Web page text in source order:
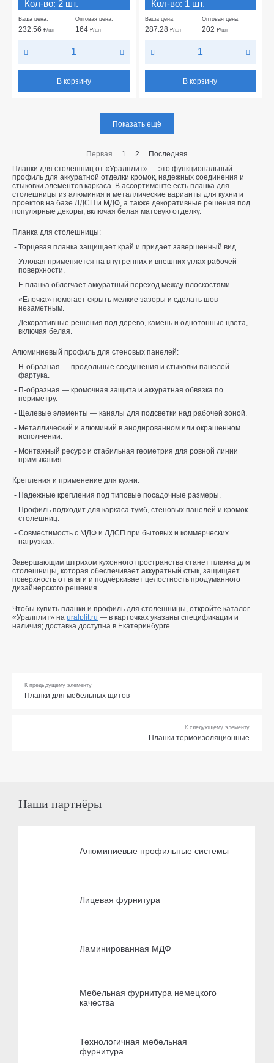
Кол-во: 2 шт.
Ваша цена:
232.56 ₽/шт
Оптовая цена:
164₽/шт
В корзину
Кол-во: 1 шт.
Ваша цена:
287.28 ₽/шт
Оптовая цена:
202 ₽/шт
В корзину
Показать ещё
Первая 1 2
Последняя
Планки для столешниц от «Уралплит» — это функциональный
профиль для аккуратной отделки кромок, надежных соединения и
стыковки элементов каркаса. В ассортименте есть планка для
столешницы из алюминия и металлические варианты для кухни и
проектов на базе ЛДСП и МДФ, а также декоративные решения под
популярные декоры, включая белая матовую отделку.
Планка для столешницы:
Торцевая планка защищает край и придает завершенный вид.
Угловая применяется на внутренних и внешних углах рабочей
поверхности.
F-планка облегчает аккуратный переход между плоскостями.
«Елочка» помогает скрыть мелкие зазоры и сделать шов
незаметным.
Декоративные решения под дерево, камень и однотонные цвета,
включая белая.
Алюминиевый профиль для стеновых панелей:
Н-образная — продольные соединения и стыковки панелей
фартука.
П-образная — кромочная защита и аккуратная обвязка по
периметру.
Щелевые элементы — каналы для подсветки над рабочей зоной.
Металлический и алюминий в анодированном или окрашенном
исполнении.
Монтажный ресурс и стабильная геометрия для ровной линии
примыкания.
Крепления и применение для кухни:
Надежные крепления под типовые посадочные размеры.
Профиль подходит для каркаса тумб, стеновых панелей и кромок
столешниц.
Совместимость с МДФ и ЛДСП при бытовых и коммерческих
нагрузках.
Завершающим штрихом кухонного пространства станет планка для
столешницы, которая обеспечивает аккуратный стык, защищает
поверхность от влаги и подчёркивает целостность продуманного
дизайнерского решения.
Чтобы купить планки и профиль для столешницы, откройте каталог
«Уралплит» на uralplit.ru — в карточках указаны спецификации и
наличия; доставка доступна в Екатеринбурге.
К предыдущему элементу
Планки для мебельных щитов
К следующему элементу
Планки термоизоляционные
Наши партнёры
Алюминиевые профильные системы
Лицевая фурнитура
Ламинированная МДФ
Мебельная фурнитура немецкого
качества
Технологичная мебельная
фурнитура